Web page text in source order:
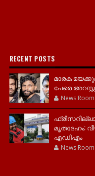
RECENT POSTS
മാരക
പേരെ
News Room
മൃതദേഹം;
എഡിഎം
News Room